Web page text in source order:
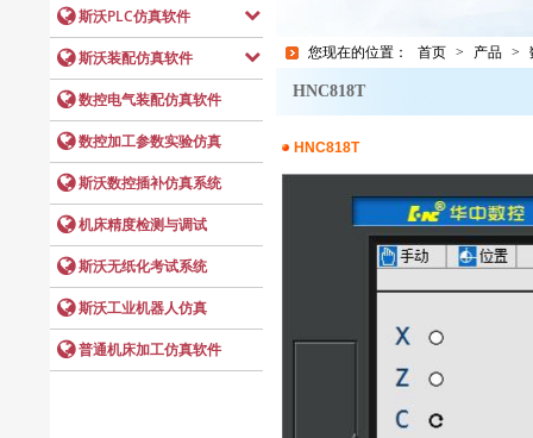
您现在的位置： 首页 > 产品 >
HNC818T
HNC818T